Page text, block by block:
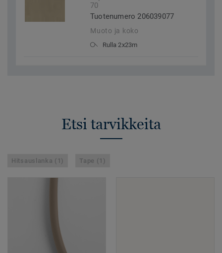
70
Tuotenumero 206039077
Muoto ja koko
Rulla 2x23m
Etsi tarvikkeita
Hitsauslanka (1) Tape (1)